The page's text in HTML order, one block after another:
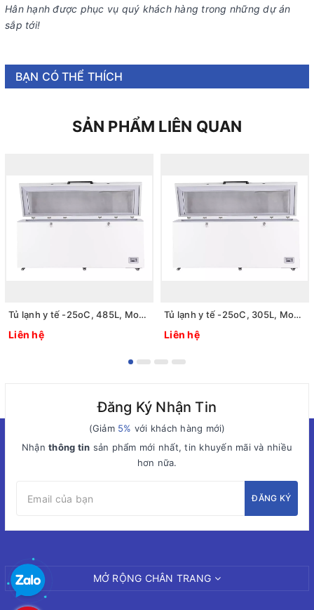
Hân hạnh được phục vụ quý khách hàng trong những dự án
sắp tới!
BẠN CÓ THỂ THÍCH
SẢN PHẨM LIÊN QUAN
Tủ lạnh y tế -25oC, 485L, Model: model:MDF-25H485, Hãng: TaisiteLab Sciences Inc / Mỹ
Liên hệ
Tủ lạnh y tế -25oC, 305L, Model: model:MDF-25H305, Hãng: TaisiteLab Sciences Inc / Mỹ
Liên hệ
Đăng Ký Nhận Tin
(Giảm 5% với khách hàng mới)
Nhậnthông tin sản phẩm mới nhất, tin khuyến mãi và nhiều
hơn nữa.
ĐĂNG KÝ
MỞ RỘNG CHÂN TRANG